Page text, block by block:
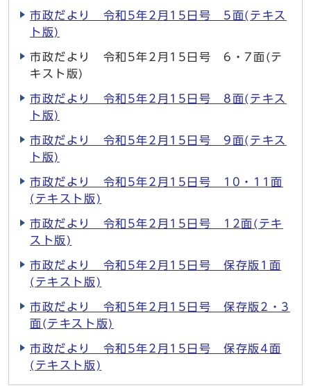
市政だより 令和5年2月15日号 5面(テキス
ト版)
市政だより 令和5年2月15日号 6・7面(テ
キスト版)
市政だより 令和5年2月15日号 8面(テキス
ト版)
市政だより 令和5年2月15日号 9面(テキス
ト版)
市政だより 令和5年2月15日号 10・11面
(テキスト版)
市政だより 令和5年2月15日号 12面(テキ
スト版)
市政だより 令和5年2月15日号 保存版1面
(テキスト版)
市政だより 令和5年2月15日号 保存版2・3
面(テキスト版)
市政だより 令和5年2月15日号 保存版4面
(テキスト版)